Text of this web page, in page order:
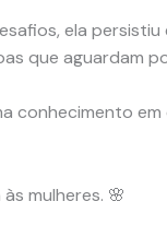
ela persistiu
que aguardam
conhecimento em
mulheres. 🌸